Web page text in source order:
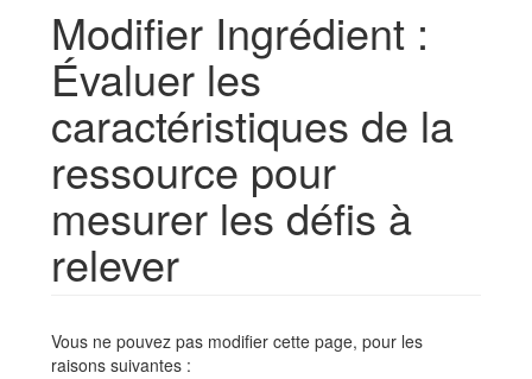
Modifier Ingrédient :
Évaluer les
caractéristiques de la
ressource pour
mesurer les défis à
relever
Vous ne pouvez pas modifier cette page, pour les
raisons suivantes :